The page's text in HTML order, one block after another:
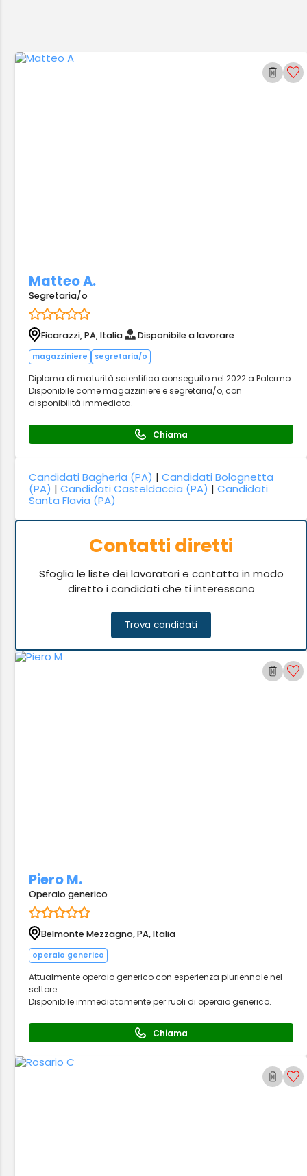
Matteo A.
Segretaria/o
Ficarazzi, PA, Italia Disponibile a lavorare
magazziniere segretaria/o
Diploma di maturità scientifica conseguito nel 2022 a Palermo.
Disponibile come magazziniere e segretaria/o, con
disponibilità immediata.
Chiama
Candidati Bagheria (PA) |Candidati Bolognetta
(PA) |Candidati Casteldaccia (PA) |Candidati
Santa Flavia (PA)
Contatti diretti
Sfoglia le liste dei lavoratori e contatta in modo
diretto i candidati che ti interessano
Trova candidati
Piero M.
Operaio generico
Belmonte Mezzagno, PA, Italia
operaio generico
Attualmente operaio generico con esperienza pluriennale nel
settore.
Disponibile immediatamente per ruoli di operaio generico.
Chiama